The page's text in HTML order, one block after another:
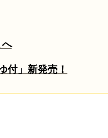
付」新発売！